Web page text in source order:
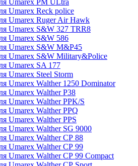
Umarex PM ULtra
Umarex Reck police
Umarex Ruger Air Hawk
Umarex S&W 327 TRR8
Umarex S&W 586
Umarex S&W M&P45
Umarex S&W Military&Police
Umarex SA 177
Umarex Steel Storm
Umarex Walther 1250 Dominator
Umarex Walther P38
Umarex Walther PPK/S
Umarex Walther PPQ
Umarex Walther PPS
Umarex Walther SG 9000
Umarex Walther СР 88
Umarex Walther СР 99
Umarex Walther СР 99 Compact